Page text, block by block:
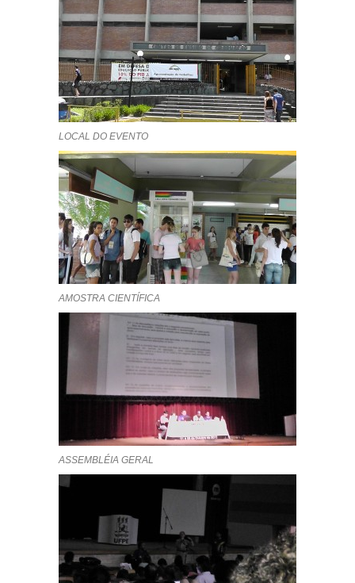
LOCAL DO EVENTO
AMOSTRA CIENTÍFICA
ASSEMBLÉIA GERAL